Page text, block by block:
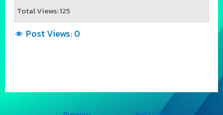
Total Views: 125
Post Views: 0